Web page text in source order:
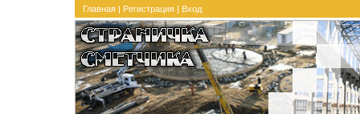
Главная | Регистрация | Вход